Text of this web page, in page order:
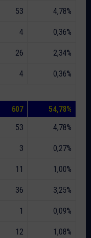
53 4,78%
4 0,36%
26 2,34%
4
0,36%
607
54,78%
53
4,78%
3 0,27%
11 1,00%
36 3,25%
1 0,09%
12 1,08%